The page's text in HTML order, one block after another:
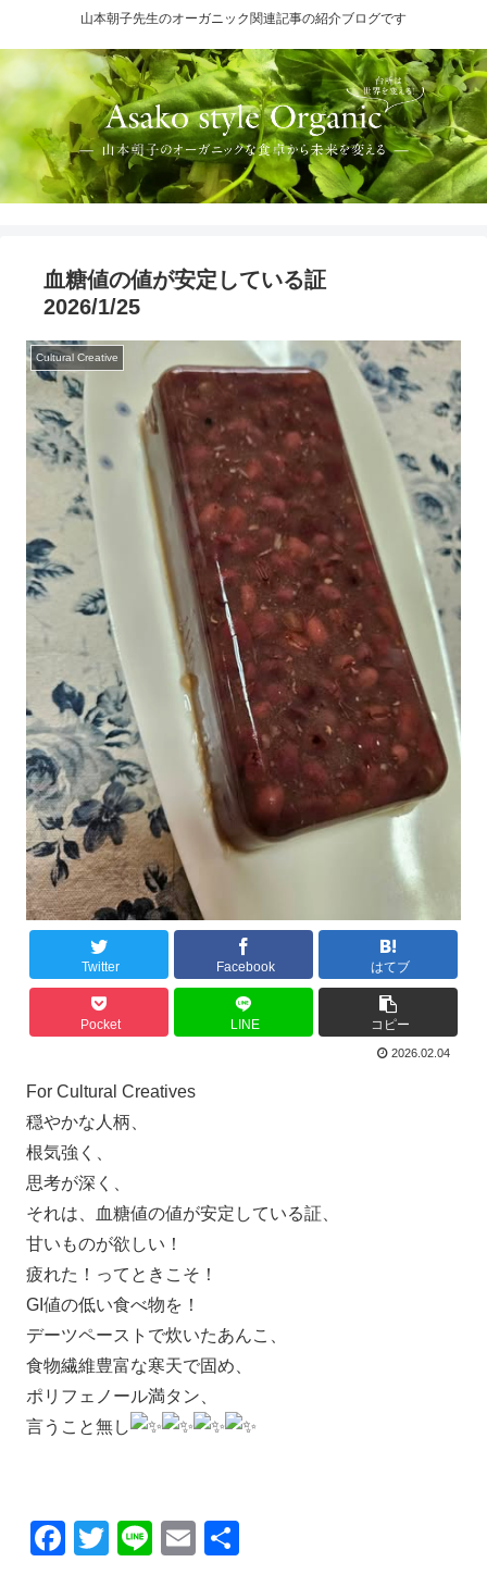
山本朝子先生のオーガニック関連記事の紹介ブログです
血糖値の値が安定している証
2026/1/25
Cultural Creative
Twitter Facebook はてブ
Pocket LINE コピー
2026.02.04
For Cultural Creatives
穏やかな人柄、
根気強く、
思考が深く、
それは、血糖値の値が安定している証、
甘いものが欲しい！
疲れた！ってときこそ！
GI値の低い食べ物を！
デーツペーストで炊いたあんこ、
食物繊維豊富な寒天で固め、
ポリフェノール満タン、
言うこと無し
F
T
Li
E